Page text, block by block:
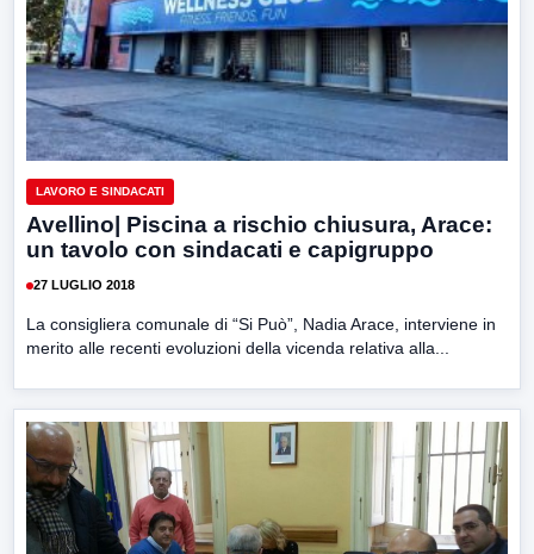
LAVORO E SINDACATI
Avellino| Piscina a rischio chiusura, Arace:
un tavolo con sindacati e capigruppo
27 LUGLIO 2018
La consigliera comunale di “Si Può”, Nadia Arace, interviene in
merito alle recenti evoluzioni della vicenda relativa alla...